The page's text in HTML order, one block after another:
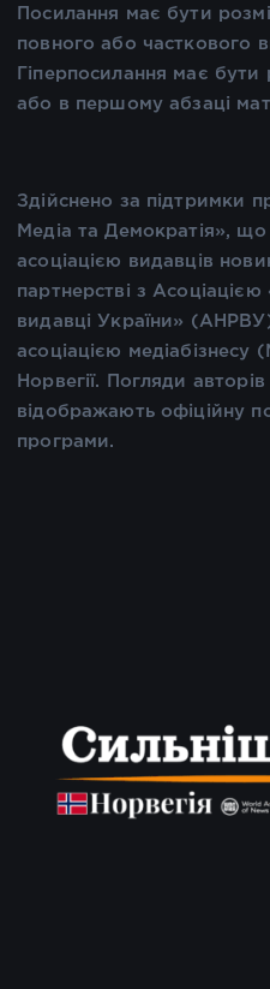
Посилання має бути
повного або часткового
Гіперпосилання має бути
або в першому абзаці
Здійснено за підтримки
Медіа та Демократія», що
асоціацією видавців
партнерстві з Асоціацією
видавці України»
асоціацією медіабізнесу
Норвегії. Погляди
відображають офіційну
програми.